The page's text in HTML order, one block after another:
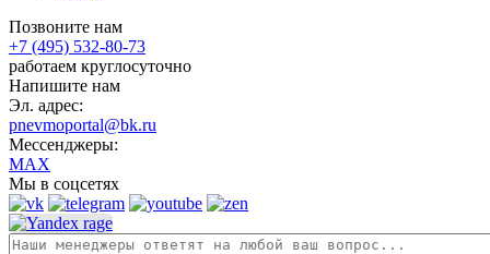
Позвоните нам
+7 (495) 532-80-73
работаем круглосуточно
Напишите нам
Эл. адрес:
pnevmoportal@bk.ru
Мессенджеры:
MAX
Мы в соцсетях